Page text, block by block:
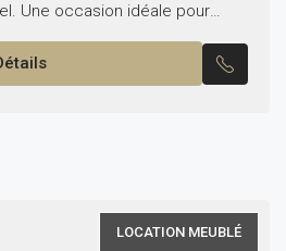
Une occasion idéale pour
LOCATION MEUBLÉ